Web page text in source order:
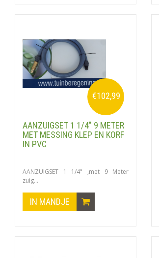
€102,99
AANZUIGSET 1 1/4" 9 METER
MET MESSING KLEP EN KORF
IN PVC
AANZUIGSET 1 1/4" ,met 9 Meter
zuig...
IN MANDJE